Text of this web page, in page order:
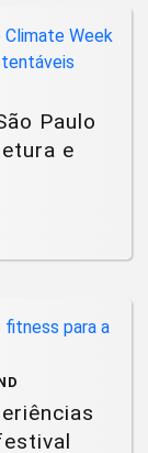
Paulo
e